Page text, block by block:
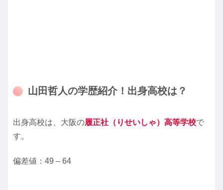
山田哲人の学歴紹介！出身高校は？
出身高校は、大阪の履正社（りせいしゃ）高等学校で
す。
偏差値：49 – 64